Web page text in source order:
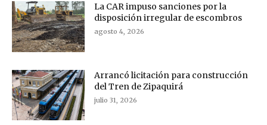
La CAR impuso sanciones por la
disposición irregular de escombros
agosto 4, 2026
Arrancó licitación para construcción
del Tren de Zipaquirá
julio 31, 2026